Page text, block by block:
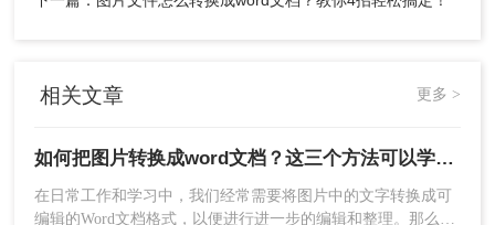
操作如下：
相关文章 更多 >
如何把图片转换成word文档？这三个方法可以学习一下！
在日常工作和学习中，我们经常需要将图片中的文字转换成可
编辑的Word文档格式，以便进行进一步的编辑和整理。那么如